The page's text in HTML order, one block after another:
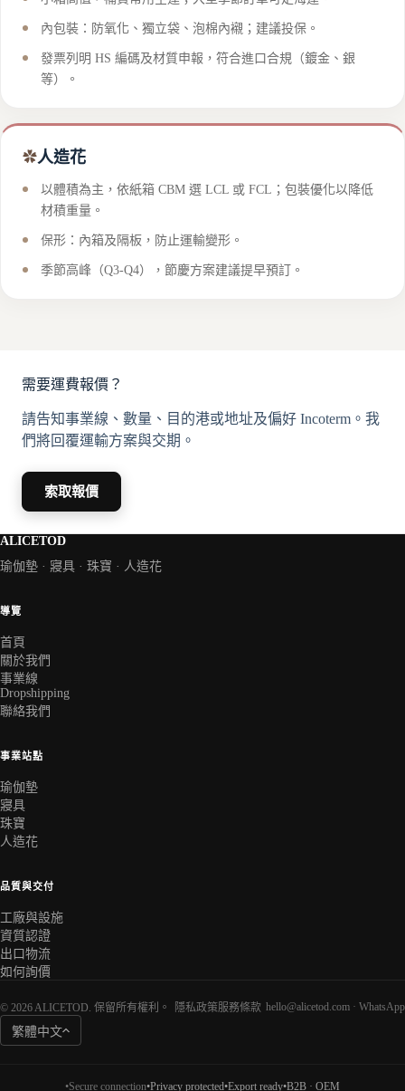
內包裝：防氧化、獨立袋、泡棉內襯；建議投保。
發票列明 HS 編碼及材質申報，符合進口合規（鍍金、銀
等）。
✿人造花
以體積為主，依紙箱 CBM 選 LCL 或 FCL；包裝優化以降低
材積重量。
保形：內箱及隔板，防止運輸變形。
季節高峰（Q3-Q4），節慶方案建議提早預訂。
需要運費報價？
請告知事業線、數量、目的港或地址及偏好 Incoterm。我
們將回覆運輸方案與交期。
索取報價
ALICETOD
瑜伽墊 · 寢具 · 珠寶 · 人造花
導覽
首頁
關於我們
事業線
Dropshipping
聯絡我們
事業站點
瑜伽墊
寢具
珠寶
人造花
品質與交付
工廠與設施
資質認證
出口物流
如何詢價
© 2026 ALICETOD. 保留所有權利。 隱私政策服務條款 hello@alicetod.com · WhatsApp
繁體中文
•Secure connection•Privacy protected•Export ready•B2B · OEM